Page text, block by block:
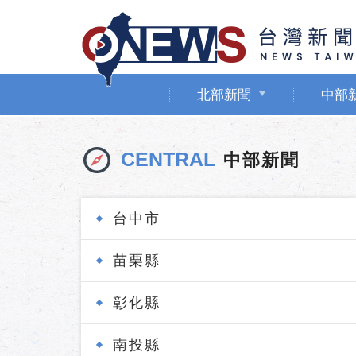
北部新聞 中部
CENTRAL 中部新聞
台中市
苗栗縣
彰化縣
南投縣